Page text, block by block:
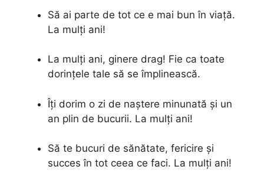
Să ai parte de tot ce e mai bun în viață.
La mulți ani!
La mulți ani, ginere drag! Fie ca toate
dorințele tale să se împlinească.
Îți dorim o zi de naștere minunată și un
an plin de bucurii. La mulți ani!
Să te bucuri de sănătate, fericire și
succes în tot ceea ce faci. La mulți ani!